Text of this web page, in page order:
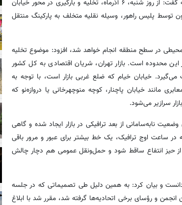
به گزارش شهر به نقل از روابط عمومی شهرداری منطقه ۱۲، امیر یزدی، شهردار منطقه گفت: از روز شنبه، ۶ آذرماه، تخلیه و بارگیری در محور خیابان
قانون توسط پلیس راهور، وسیله نقلیه متخلف به پارکینگ منتقل
از امروز، ۲ آذرماه از طریق تبلیغات محیطی در سطح منطقه انجام خواهد شد، افزود: موضوع تخلیه
این محدوده است. بازار تهران، شریان اقتصادی به کل کشور
خیابان خیام که ضلع غربی بازار است، با توجه به
که از معابری مانند خیابان پاچنار، کوچه منوچهرخانی‌ یا دروازه‌نو که
سرازیر می‌شود.
نابه‌سامانی از بعد ترافیکی در بازار ایجاد شده و گاهی
ساعت اوج ترافیک، یک خط بیشتر برای عبور و مرور باقی
حیز انتفاع ساقط شود و حمل‌ونقل عمومی هم دچار چالش
دانست و بیان کرد: به همین دلیل طی تصمیماتی که در جلسه
و رؤسای برخی اتحادیه‌ها گرفته شد، مقرر شد با ابلاغ